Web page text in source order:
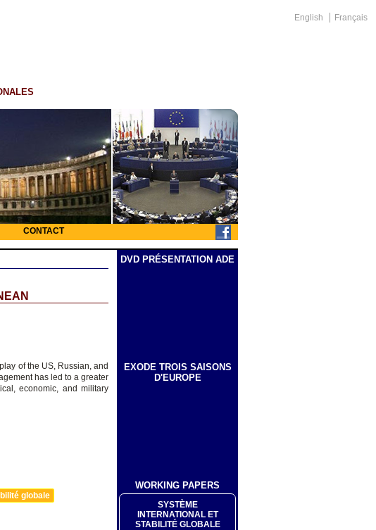
English Français
CONTACT
of the US, Russian, and
has led to a greater
economic, and military
globale
DVD PRÉSENTATION ADE
EXODE TROIS SAISONS
D'EUROPE
WORKING PAPERS
SYSTÈME
INTERNATIONAL ET
STABILITÉ GLOBALE